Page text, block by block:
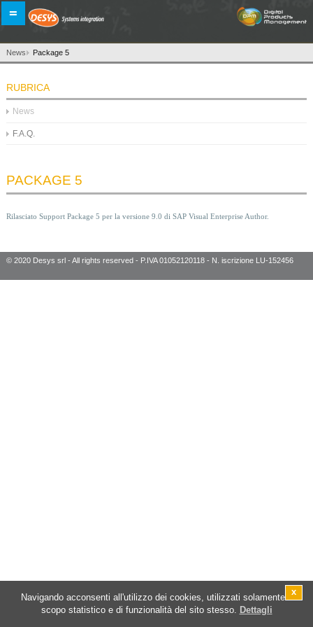
=
News Package 5
RUBRICA
News
F.A.Q.
PACKAGE 5
Rilasciato Support Package 5 per la versione 9.0 di SAP Visual Enterprise Author.
© 2020 Desys srl - All rights reserved - P.IVA 01052120118 - N. iscrizione LU-152456
Navigando acconsenti all'utilizzo dei cookies, utilizzati solamente a
scopo statistico e di funzionalità del sito stesso. Dettagli
x